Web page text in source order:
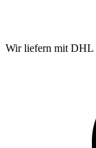
Wir liefern mit DHL